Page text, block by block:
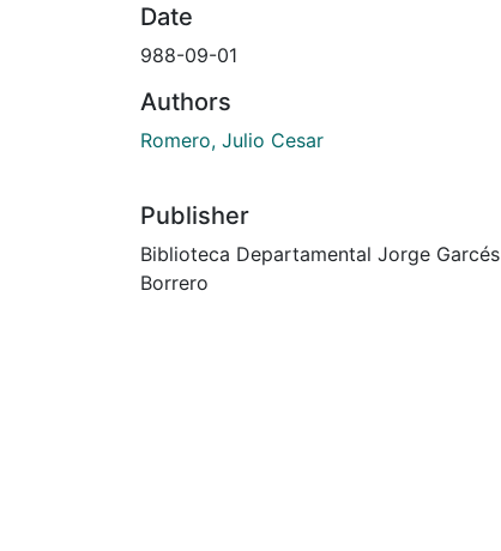
Date
988-09-01
Authors
Romero, Julio Cesar
Publisher
Biblioteca Departamental Jorge Garcés
Borrero